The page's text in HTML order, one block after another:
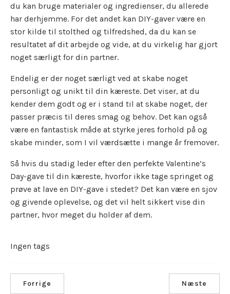
du kan bruge materialer og ingredienser, du allerede
har derhjemme. For det andet kan DIY-gaver være en
stor kilde til stolthed og tilfredshed, da du kan se
resultatet af dit arbejde og vide, at du virkelig har gjort
noget særligt for din partner.
Endelig er der noget særligt ved at skabe noget
personligt og unikt til din kæreste. Det viser, at du
kender dem godt og er i stand til at skabe noget, der
passer præcis til deres smag og behov. Det kan også
være en fantastisk måde at styrke jeres forhold på og
skabe minder, som I vil værdsætte i mange år fremover.
Så hvis du stadig leder efter den perfekte Valentine’s
Day-gave til din kæreste, hvorfor ikke tage springet og
prøve at lave en DIY-gave i stedet? Det kan være en sjov
og givende oplevelse, og det vil helt sikkert vise din
partner, hvor meget du holder af dem.
Ingen tags
Forrige Næste